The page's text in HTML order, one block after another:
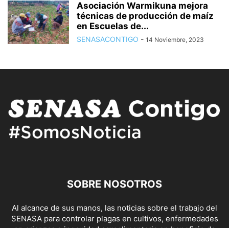
Asociación Warmikuna mejora
técnicas de producción de maíz
en Escuelas de...
SENASACONTIGO - 14 Noviembre, 2023
SOBRE NOSOTROS
Al alcance de sus manos, las noticias sobre el trabajo del
SENASA para controlar plagas en cultivos, enfermedades